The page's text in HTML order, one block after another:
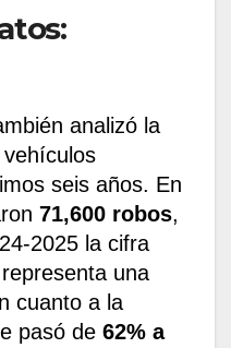
analizó la
seis años. En
71,600 robos,
2025 la cifra
una
cuanto a la
pasó de 62% a